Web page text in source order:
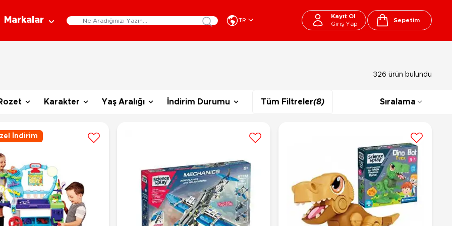
Müzik Aletleri
Arkadaş - Aile Kutu Oyunları
Çocuk Kutu Oyunları
Eğitici Oyunlar
Oyuncak Bebek Setleri
Kozmetik ve Aksesuar
Kozmetik ve Güzellik Setleri
Aksesuar
Parti ve Özel Günler
Kostüm
Parti Malzemeleri
Yılbaşı Ürünleri
Açık Hava - Spor - Deniz
Peluşlar
Ty Peluşlar
Fonksiyonel Peluşlar
Lisanslı Peluşlar
13+ Yaş
Markalar TR
Kayıt Ol
Giriş Yap
Cart
Sepetim
326 ürün bulundu
Karakter Yaş Aralığı İndirim Durumu Tüm Filtreler(8) Sıralama
İndirim